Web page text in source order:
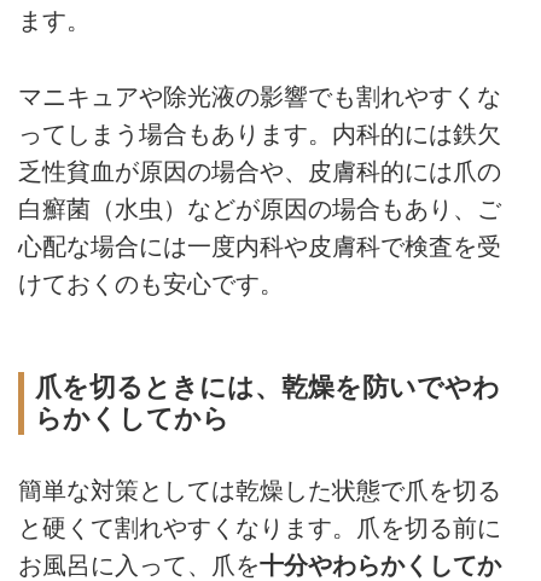
ます。
マニキュアや除光液の影響でも割れやすくな
ってしまう場合もあります。内科的には鉄欠
乏性貧血が原因の場合や、皮膚科的には爪の
白癬菌（水虫）などが原因の場合もあり、ご
心配な場合には一度内科や皮膚科で検査を受
けておくのも安心です。
爪を切るときには、乾燥を防いでやわ
らかくしてから
簡単な対策としては乾燥した状態で爪を切る
と硬くて割れやすくなります。爪を切る前に
お風呂に入って、爪を十分やわらかくしてか